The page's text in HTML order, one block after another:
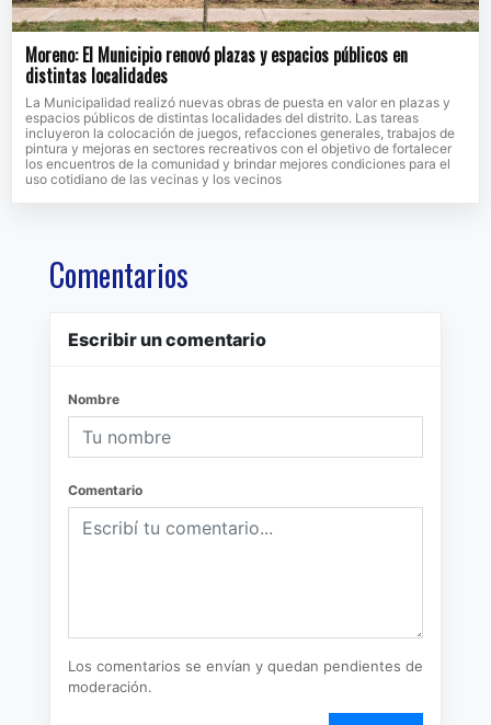
Moreno: El Municipio renovó plazas y espacios públicos en
distintas localidades
La Municipalidad realizó nuevas obras de puesta en valor en plazas y
espacios públicos de distintas localidades del distrito. Las tareas
incluyeron la colocación de juegos, refacciones generales, trabajos de
pintura y mejoras en sectores recreativos con el objetivo de fortalecer
los encuentros de la comunidad y brindar mejores condiciones para el
uso cotidiano de las vecinas y los vecinos
Comentarios
Escribir un comentario
Nombre
Comentario
Los comentarios se envían y quedan pendientes de
moderación.